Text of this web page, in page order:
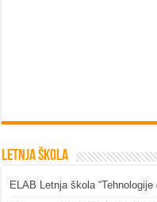
Letnja škola
ELAB Letnja škola